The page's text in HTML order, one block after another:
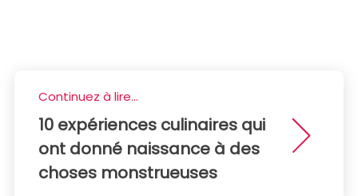
Continuez à lire...
10 expériences culinaires qui
ont donné naissance à des
choses monstrueuses